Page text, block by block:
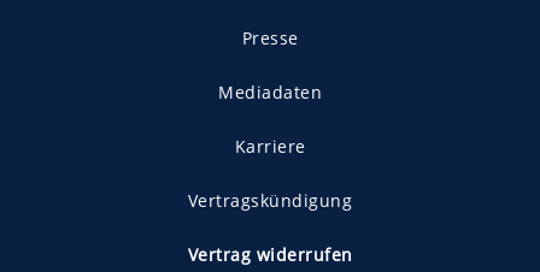
Presse
Mediadaten
Karriere
Vertragskündigung
Vertrag widerrufen